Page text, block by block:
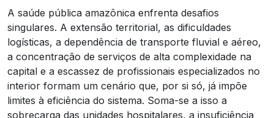
A saúde pública amazônica enfrenta desafios
singulares. A extensão territorial, as dificuldades
logísticas, a dependência de transporte fluvial e aéreo,
a concentração de serviços de alta complexidade na
capital e a escassez de profissionais especializados no
interior formam um cenário que, por si só, já impõe
limites à eficiência do sistema. Soma-se a isso a
sobrecarga das unidades hospitalares, a insuficiência